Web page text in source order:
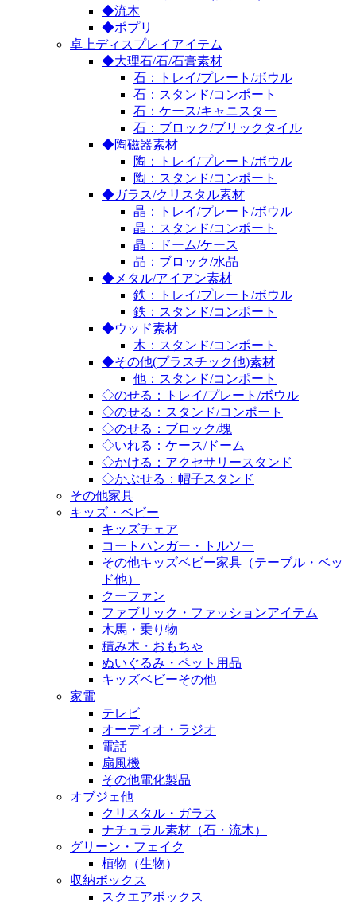
◆流木
◆ポプリ
卓上ディスプレイアイテム
◆大理石/石/石膏素材
石：トレイ/プレート/ボウル
石：スタンド/コンポート
石：ケース/キャニスター
石：ブロック/ブリックタイル
◆陶磁器素材
陶：トレイ/プレート/ボウル
陶：スタンド/コンポート
◆ガラス/クリスタル素材
晶：トレイ/プレート/ボウル
晶：スタンド/コンポート
晶：ドーム/ケース
晶：ブロック/水晶
◆メタル/アイアン素材
鉄：トレイ/プレート/ボウル
鉄：スタンド/コンポート
◆ウッド素材
木：スタンド/コンポート
◆その他(プラスチック他)素材
他：スタンド/コンポート
◇のせる：トレイ/プレート/ボウル
◇のせる：スタンド/コンポート
◇のせる：ブロック/塊
◇いれる：ケース/ドーム
◇かける：アクセサリースタンド
◇かぶせる：帽子スタンド
その他家具
キッズ・ベビー
キッズチェア
コートハンガー・トルソー
その他キッズベビー家具（テーブル・ベッ
ド他）
クーファン
ファブリック・ファッションアイテム
木馬・乗り物
積み木・おもちゃ
ぬいぐるみ・ペット用品
キッズベビーその他
家電
テレビ
オーディオ・ラジオ
電話
扇風機
その他電化製品
オブジェ他
クリスタル・ガラス
ナチュラル素材（石・流木）
グリーン・フェイク
植物（生物）
収納ボックス
スクエアボックス